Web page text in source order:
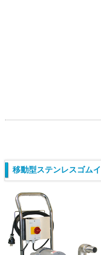
移動型ステンレスゴム